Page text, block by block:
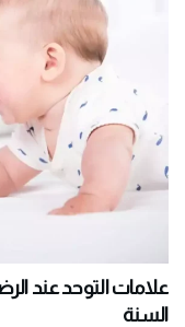
علامات التوحد عند
السنة